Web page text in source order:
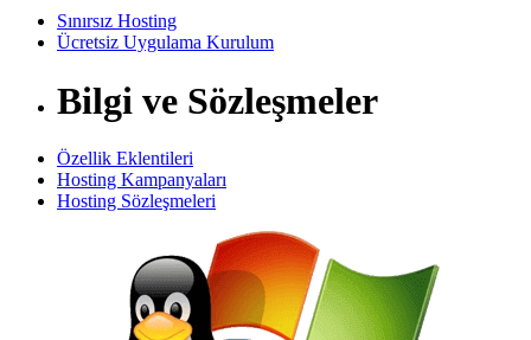
Sınırsız Hosting
Ücretsiz Uygulama Kurulum
Bilgi ve Sözleşmeler
Özellik Eklentileri
Hosting Kampanyaları
Hosting Sözleşmeleri